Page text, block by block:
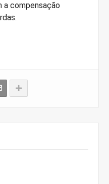
a compensação